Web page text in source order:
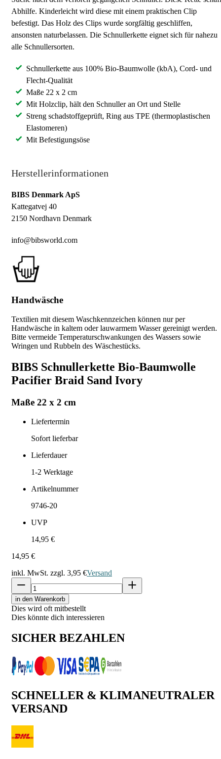
Abhilfe. Kinderleicht wird diese mit einem praktischen Clip
befestigt. Das Holz des Clips wurde sorgfältig geschliffen,
ansonsten naturbelassen. Die Schnullerkette eignet sich für nahezu
alle Schnullersorten.
Schnullerkette aus 100% Bio-Baumwolle (kbA), Cord- und
Flecht-Qualität
Maße 22 x 2 cm
Mit Holzclip, hält den Schnuller an Ort und Stelle
Streng schadstoffgeprüft, Ring aus TPE (thermoplastischen
Elastomeren)
Mit Befestigungsöse
Herstellerinformationen
BIBS Denmark ApS
Kattegatvej 40
2150 Nordhavn Denmark
info@bibsworld.com
Handwäsche
Textilien mit diesem Waschkennzeichen können nur per
Handwäsche in kaltem oder lauwarmem Wasser gereinigt werden.
Bitte vermeide Temperaturschwankungen des Wassers sowie
Wringen und Rubbeln des Wäschestücks.
BIBS Schnullerkette Bio-Baumwolle
Pacifier Braid Sand Ivory
Maße 22 x 2 cm
Liefertermin
Sofort lieferbar
Lieferdauer
1-2 Werktage
Artikelnummer
9746-20
UVP
14,95 €
14,95 €
inkl. MwSt. zzgl. 3,95 €Versand
in den Warenkorb
Dies wird oft mitbestellt
Dies könnte dich interessieren
SICHER BEZAHLEN
SCHNELLER & KLIMANEUTRALER
VERSAND